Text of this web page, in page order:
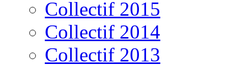
Collectif 2015
Collectif 2014
Collectif 2013